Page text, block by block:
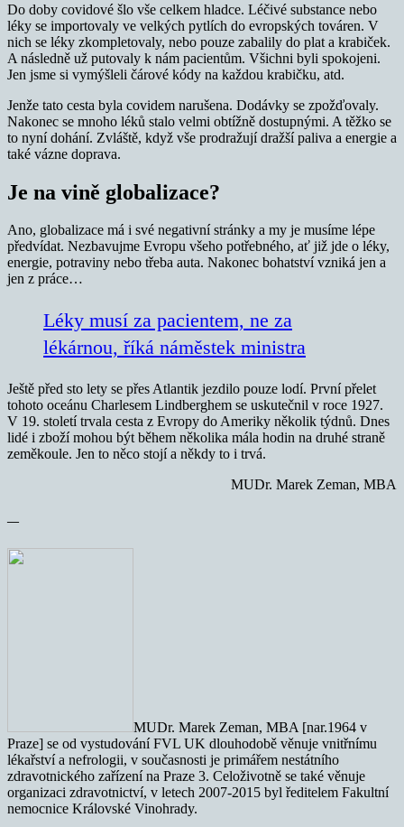
Do doby covidové šlo vše celkem hladce. Léčivé substance nebo
léky se importovaly ve velkých pytlích do evropských továren. V
nich se léky zkompletovaly, nebo pouze zabalily do plat a krabiček.
A následně už putovaly k nám pacientům. Všichni byli spokojeni.
Jen jsme si vymýšleli čárové kódy na každou krabičku, atd.
Jenže tato cesta byla covidem narušena. Dodávky se zpožďovaly.
Nakonec se mnoho léků stalo velmi obtížně dostupnými. A těžko se
to nyní dohání. Zvláště, když vše prodražují dražší paliva a energie a
také vázne doprava.
Je na vině globalizace?
Ano, globalizace má i své negativní stránky a my je musíme lépe
předvídat. Nezbavujme Evropu všeho potřebného, ať již jde o léky,
energie, potraviny nebo třeba auta. Nakonec bohatství vzniká jen a
jen z práce…
Léky musí za pacientem, ne za
lékárnou, říká náměstek ministra
Ještě před sto lety se přes Atlantik jezdilo pouze lodí. První přelet
tohoto oceánu Charlesem Lindberghem se uskutečnil v roce 1927.
V 19. století trvala cesta z Evropy do Ameriky několik týdnů. Dnes
lidé i zboží mohou být během několika mála hodin na druhé straně
zeměkoule. Jen to něco stojí a někdy to i trvá.
MUDr. Marek Zeman, MBA
—
MUDr. Marek Zeman, MBA [nar.1964 v
Praze] se od vystudování FVL UK dlouhodobě věnuje vnitřnímu
lékařství a nefrologii, v současnosti je primářem nestátního
zdravotnického zařízení na Praze 3. Celoživotně se také věnuje
organizaci zdravotnictví, v letech 2007-2015 byl ředitelem Fakultní
nemocnice Královské Vinohrady.